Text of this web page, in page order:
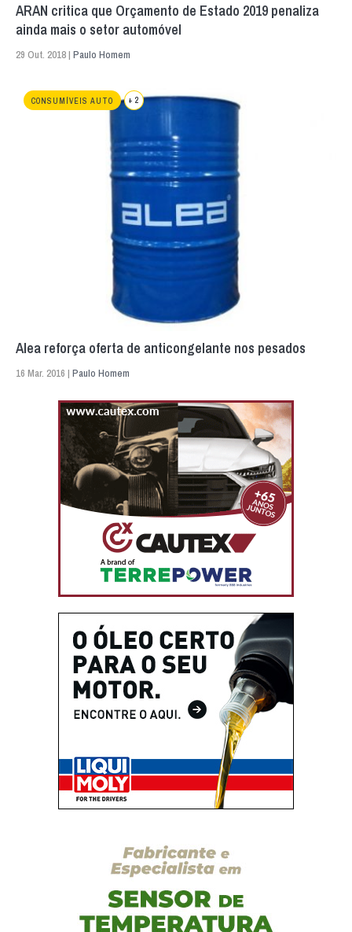
ARAN critica que Orçamento de Estado 2019 penaliza
ainda mais o setor automóvel
29 Out. 2018 | Paulo Homem
CONSUMÍVEIS AUTO + 2
Alea reforça oferta de anticongelante nos pesados
16 Mar. 2016 | Paulo Homem